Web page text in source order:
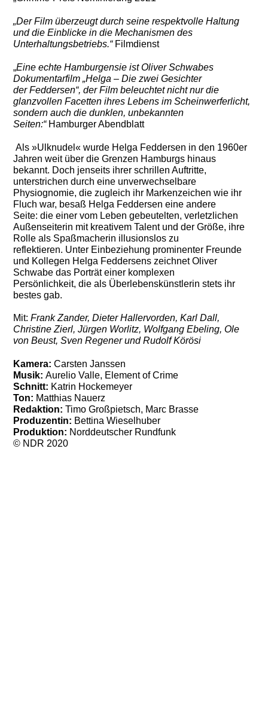
„Der Film überzeugt durch seine respektvolle Haltung
und die Einblicke in die Mechanismen des
Unterhaltungsbetriebs.“ Filmdienst
„Eine echte Hamburgensie ist Oliver Schwabes
Dokumentarfilm „Helga – Die zwei Gesichter
der Feddersen“, der Film beleuchtet nicht nur die
glanzvollen Facetten ihres Lebens im Scheinwerferlicht,
sondern auch die dunklen, unbekannten
Seiten:“ Hamburger Abendblatt
Als »Ulknudel« wurde Helga Feddersen in den 1960er
Jahren weit über die Grenzen Hamburgs hinaus
bekannt. Doch jenseits ihrer schrillen Auftritte,
unterstrichen durch eine unverwechselbare
Physiognomie, die zugleich ihr Markenzeichen wie ihr
Fluch war, besaß Helga Feddersen eine andere
Seite: die einer vom Leben gebeutelten, verletzlichen
Außenseiterin mit kreativem Talent und der Größe, ihre
Rolle als Spaßmacherin illusionslos zu
reflektieren. Unter Einbeziehung prominenter Freunde
und Kollegen Helga Feddersens zeichnet Oliver
Schwabe das Porträt einer komplexen
Persönlichkeit, die als Überlebenskünstlerin stets ihr
bestes gab.
Mit:Frank Zander, Dieter Hallervorden, Karl Dall,
Christine Zierl, Jürgen Worlitz, Wolfgang Ebeling, Ole
von Beust, Sven Regener und Rudolf Körösi
Kamera:Carsten Janssen
Musik:Aurelio Valle, Element of Crime
Schnitt: Katrin Hockemeyer
Ton: Matthias Nauerz
Redaktion:Timo Großpietsch, Marc Brasse
Produzentin: Bettina Wieselhuber
Produktion: Norddeutscher Rundfunk
© NDR 2020